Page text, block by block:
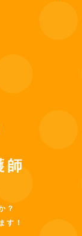
師
？
す！